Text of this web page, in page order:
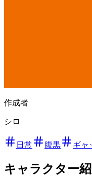
作成者
シロ
日常 腹黒 ギャ
キャラクター